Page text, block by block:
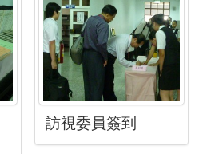
訪視委員簽到